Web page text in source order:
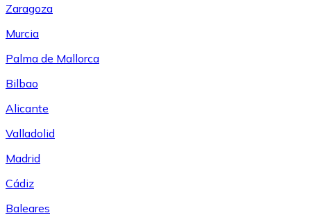
Zaragoza
Murcia
Palma de Mallorca
Bilbao
Alicante
Valladolid
Madrid
Cádiz
Baleares